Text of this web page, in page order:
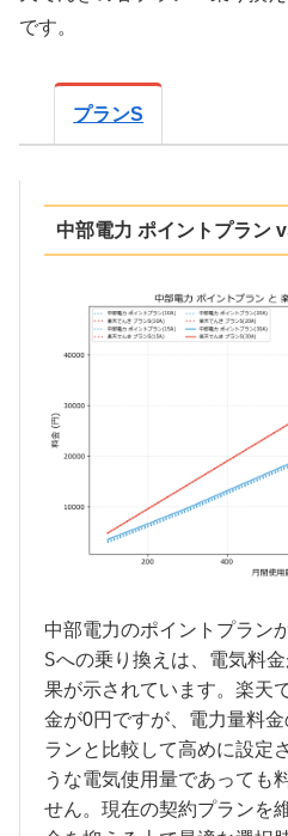
です。
プランS
中部電力 ポイントプラン
中部電力のポイントプラン
Sへの乗り換えは、電気料
果が示されています。 楽天
金が0円ですが、電力量料
ランと比較して高めに設定
うな電気使用量であっても
せん。現在の契約プランを